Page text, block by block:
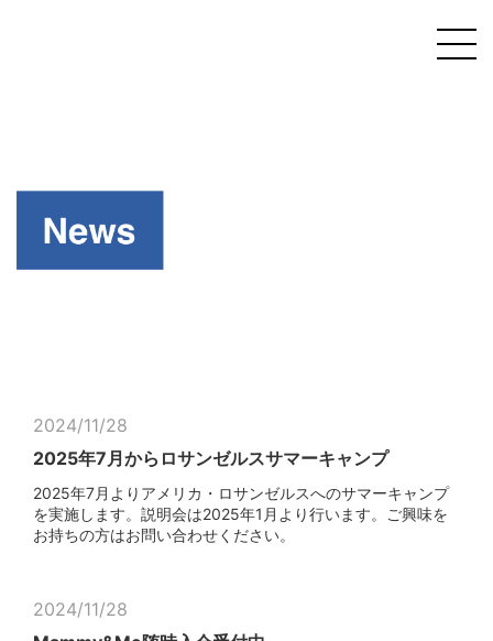
2024/11/28
2025年7月からロサンゼルスサマーキャンプ
2025年7月よりアメリカ・ロサンゼルスへのサマーキャンプ
を実施します。説明会は2025年1月より行います。ご興味を
お持ちの方はお問い合わせください。
2024/11/28